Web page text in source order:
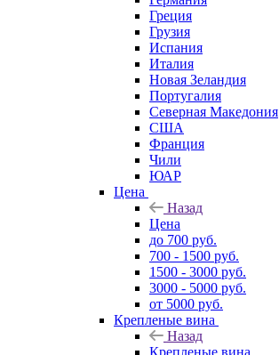
Греция
Грузия
Испания
Италия
Новая Зеландия
Португалия
Северная Македония
США
Франция
Чили
ЮАР
Цена
Назад
Цена
до 700 руб.
700 - 1500 руб.
1500 - 3000 руб.
3000 - 5000 руб.
от 5000 руб.
Крепленые вина
Назад
Крепленые вина